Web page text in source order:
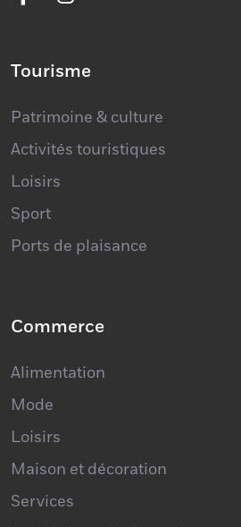
Activités touristiques
Loisirs
Sport
Ports de plaisance
Mode
Loisirs
Maison et décoration
Services
Santé - beauté - bien-être